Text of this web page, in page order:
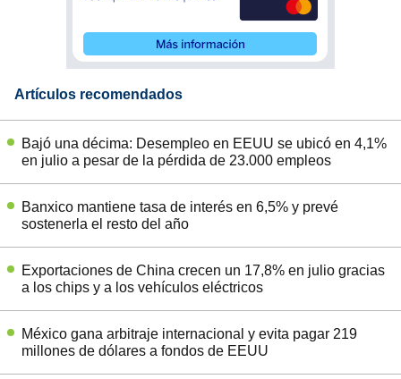
Artículos recomendados
Bajó una décima: Desempleo en EEUU se ubicó en 4,1%
en julio a pesar de la pérdida de 23.000 empleos
Banxico mantiene tasa de interés en 6,5% y prevé
sostenerla el resto del año
Exportaciones de China crecen un 17,8% en julio gracias
a los chips y a los vehículos eléctricos
México gana arbitraje internacional y evita pagar 219
millones de dólares a fondos de EEUU